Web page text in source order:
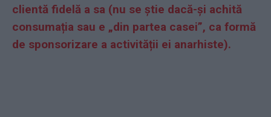
clientă fidelă a sa (nu se știe dacă-și achită
consumația sau e „din partea casei”, ca formă
de sponsorizare a activității ei anarhiste).